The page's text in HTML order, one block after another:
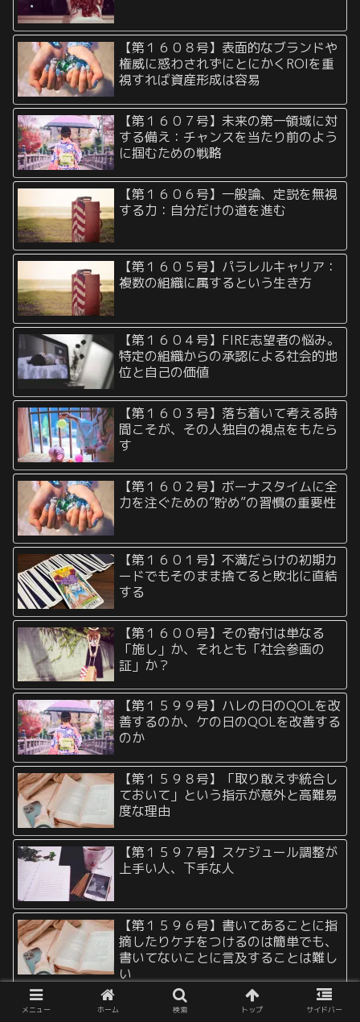
【第１６０８号】表面的なブランドや
権威に惑わされずにとにかくROIを重
視すれば資産形成は容易
【第１６０７号】未来の第一領域に対
する備え：チャンスを当たり前のよう
に掴むための戦略
【第１６０６号】一般論、定説を無視
する力：自分だけの道を進む
【第１６０５号】パラレルキャリア：
複数の組織に属するという生き方
【第１６０４号】FIRE志望者の悩み。
特定の組織からの承認による社会的地
位と自己の価値
【第１６０３号】落ち着いて考える時
間こそが、その人独自の視点をもたら
す
【第１６０２号】ボーナスタイムに全
力を注ぐための”貯め”の習慣の重要性
【第１６０１号】不満だらけの初期カ
ードでもそのまま捨てると敗北に直結
する
【第１６００号】その寄付は単なる
「施し」か、それとも「社会参画の
証」か？
【第１５９９号】ハレの日のQOLを改
善するのか、ケの日のQOLを改善する
のか
【第１５９８号】「取り敢えず統合し
ておいて」という指示が意外と高難易
度な理由
【第１５９７号】スケジュール調整が
上手い人、下手な人
【第１５９６号】書いてあることに指
摘したりケチをつけるのは簡単でも、
書いてないことに言及することは難し
い
【第１５９５号】コミュニケーション
メニュー ホーム 検索 トップ サイドバー